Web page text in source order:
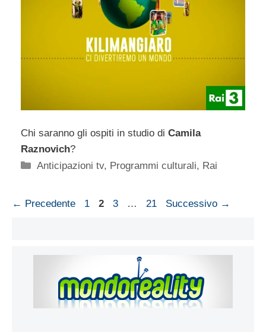
Chi saranno gli ospiti in studio di Camila
Raznovich?
Categorie
Anticipazioni tv, Programmi culturali, Rai
← Precedente Pagina
1 Pagina
2 Pagina
3 … Pagina
21 Successivo →